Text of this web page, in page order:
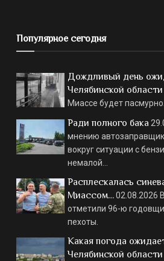
Популярное сегодня
Дождливый день
Челябинской области
Миассе будет пасмурно.
Ради полного бака
мнению
вокруг ситуации с
немалой…
Расплескалась
Миассом…02.08.2026
отметили 96-ю
пехоты.
Какая погода
Челябинской